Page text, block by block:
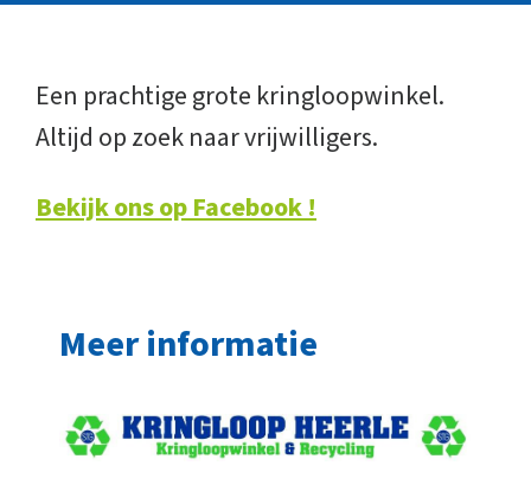
Een prachtige grote kringloopwinkel.
Altijd op zoek naar vrijwilligers.
Bekijk ons op Facebook !
Meer informatie